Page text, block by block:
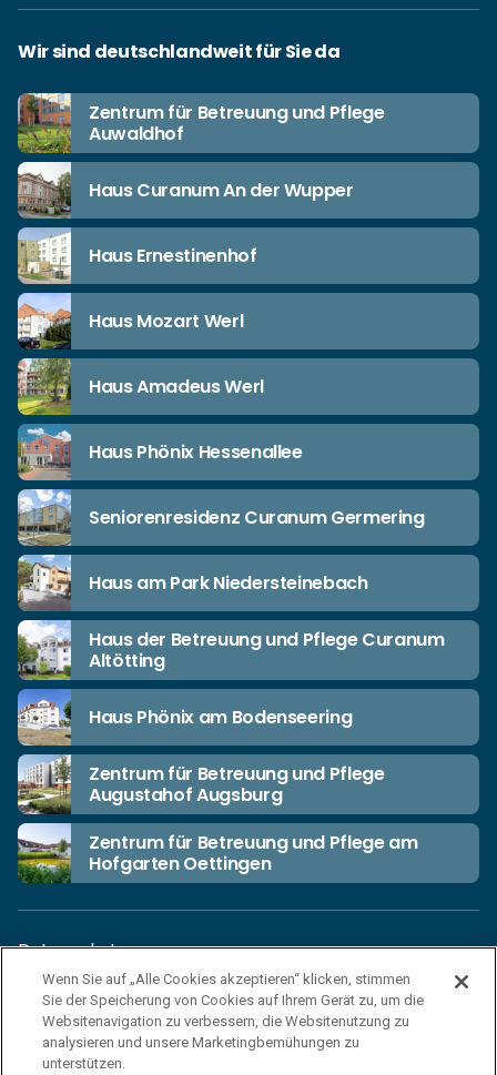
Wir sind deutschlandweit für Sie da
Zentrum für Betreuung und Pflege
Auwaldhof
Haus Curanum An der Wupper
Haus Ernestinenhof
Haus Mozart Werl
Haus Amadeus Werl
Haus Phönix Hessenallee
Seniorenresidenz Curanum Germering
Haus am Park Niedersteinebach
Haus der Betreuung und Pflege Curanum
Altötting
Haus Phönix am Bodenseering
Zentrum für Betreuung und Pflege
Augustahof Augsburg
Zentrum für Betreuung und Pflege am
Hofgarten Oettingen
Datenschutz
Unsere Netiquette
Einkaufsbedingungen
Haftungsausschluss
Wenn Sie auf „Alle Cookies akzeptieren“ klicken, stimmen
Sie der Speicherung von Cookies auf Ihrem Gerät zu, um die
Websitenavigation zu verbessern, die Websitenutzung zu
analysieren und unsere Marketingbemühungen zu
unterstützen.